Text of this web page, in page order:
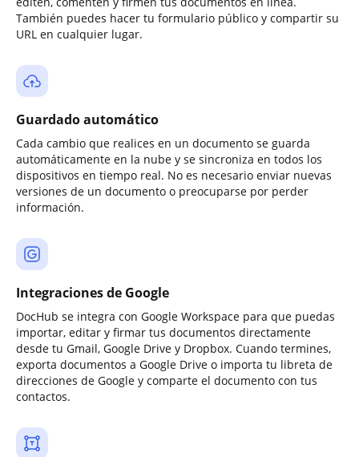
También puedes hacer tu formulario público y compartir su
URL en cualquier lugar.
Guardado automático
Cada cambio que realices en un documento se guarda
automáticamente en la nube y se sincroniza en todos los
dispositivos en tiempo real. No es necesario enviar nuevas
versiones de un documento o preocuparse por perder
información.
Integraciones de Google
DocHub se integra con Google Workspace para que puedas
importar, editar y firmar tus documentos directamente
desde tu Gmail, Google Drive y Dropbox. Cuando termines,
exporta documentos a Google Drive o importa tu libreta de
direcciones de Google y comparte el documento con tus
contactos.